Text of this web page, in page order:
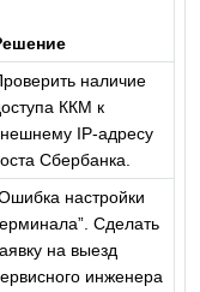
наличие
ККМ к
IP-адресу
Сбербанка.
настройки
Сделать
на выезд
инженера